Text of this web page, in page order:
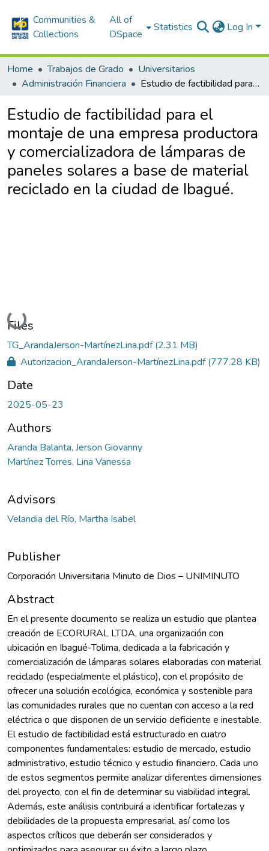
Communities &
Collections
All of
DSpace
Statistics Log In
Home Trabajos de Grado
Universitarios
Administración Financiera
Estudio de factibilidad para el montaje de una empresa productora y comercializadora de lámparas de paneles solares a base de material reciclado en la ciudad de Ibagué.
Estudio de factibilidad para el
montaje de una empresa productora
y comercializadora de lámparas de
paneles solares a base de material
reciclado en la ciudad de Ibagué.
Loading...
Files
TG_ArandaJerson-MartínezLina.pdf(2.31 MB)
Autorizacion_ArandaJerson-MartínezLina.pdf(777.28 KB)
Date
2025-05-23
Authors
Aranda Balanta, Jerson Giovanny
Martínez Torres, Lina Vanessa
Advisors
Velandia del Río, Martha Isabel
Publisher
Corporación Universitaria Minuto de Dios – UNIMINUTO
Abstract
En el presente documento se realiza un estudio que plantea
creación de ECORURAL LTDA, una organización con
ubicación en Ibagué-Tolima, dedicada a la fabricación y
comercialización de lámparas solares elaboradas con material
reciclado (especialmente el plástico), con el propósito de
ofrecer una solución ecológica, económica y sostenible para
las comunidades rurales que no cuentan con acceso a la red
eléctrica o que disponen de un servicio deficiente e inestable.
El estudio de factibilidad está estructurado en cuatro
componentes fundamentales: estudio de mercado, estudio
administrativo, estudio técnico y estudio financiero. Cada uno
de estos segmentos permite analizar diferentes dimensiones
del proyecto, con el fin de determinar su viabilidad integral.
Además, este análisis contribuirá a identificar fortalezas y
debilidades de la propuesta empresarial, así como los
aspectos críticos que deberán ser considerados y